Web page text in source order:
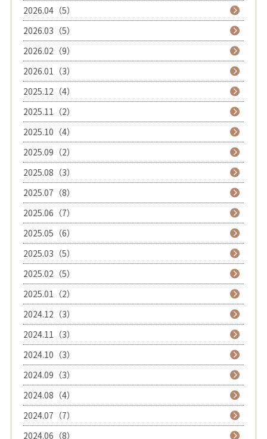
2026.04（5）
2026.03（5）
2026.02（9）
2026.01（3）
2025.12（4）
2025.11（2）
2025.10（4）
2025.09（2）
2025.08（3）
2025.07（8）
2025.06（7）
2025.05（6）
2025.03（5）
2025.02（5）
2025.01（2）
2024.12（3）
2024.11（3）
2024.10（3）
2024.09（3）
2024.08（4）
2024.07（7）
2024.06（8）